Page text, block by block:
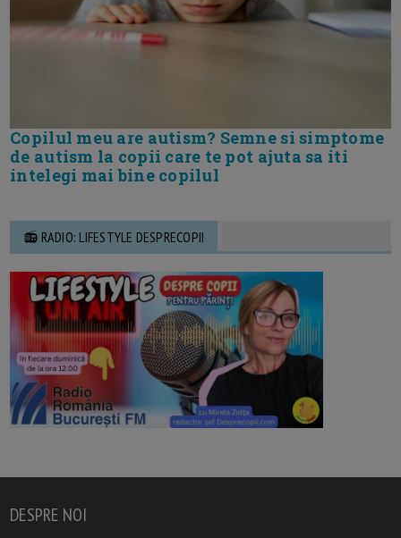
Copilul meu are autism? Semne si simptome
de autism la copii care te pot ajuta sa iti
intelegi mai bine copilul
📻 RADIO: LIFESTYLE DESPRECOPII
DESPRE NOI